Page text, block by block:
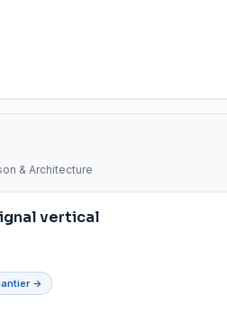
& Architecture
vertical
→